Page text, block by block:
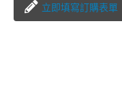
立即填寫訂購表單